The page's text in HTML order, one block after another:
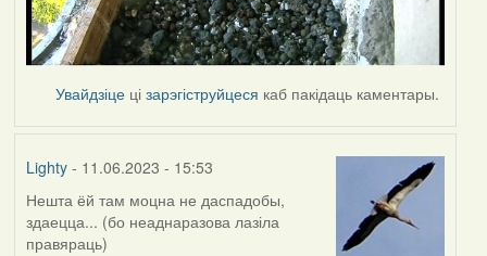
Увайдзіце цізарэгіструйцеся каб пакідаць каментары.
Lighty- 11.06.2023 - 15:53
Нешта ёй там моцна не даспадобы,
здаецца... (бо неаднаразова лазіла
правяраць)